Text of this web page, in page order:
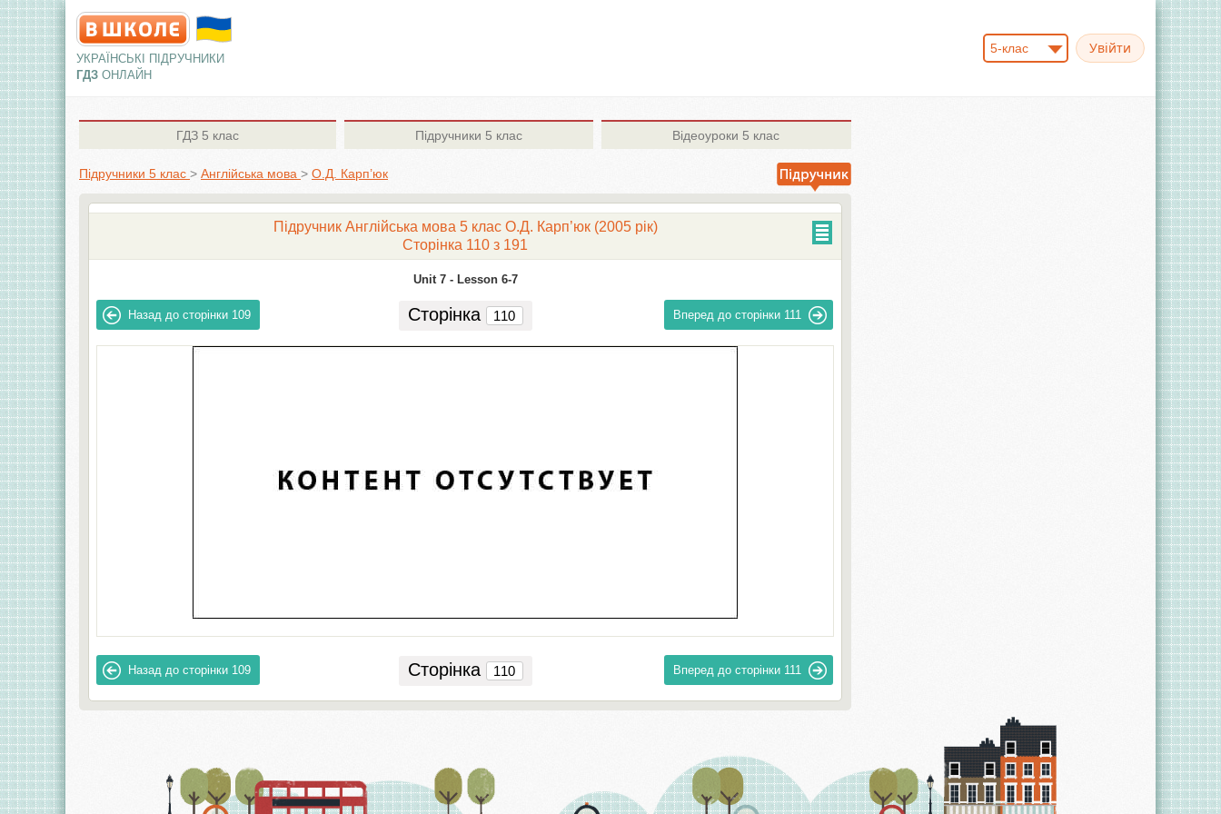
УКРАЇНСЬКІ ПІДРУЧНИКИ
ГДЗ ОНЛАЙН
5-клас
ГДЗ 5 клас Підручники 5 клас Відеоуроки 5 клас
Підручники 5 клас > Англiйська мова > О.Д. Карп’юк
Підручник Англійська мова 5 клас О.Д. Карп’юк (2005 рік)
Сторінка 110 з 191
Unit 7 - Lesson 6-7
Назад до сторінки 109 Сторінка Вперед до сторінки 111
Назад до сторінки 109 Сторінка Вперед до сторінки 111